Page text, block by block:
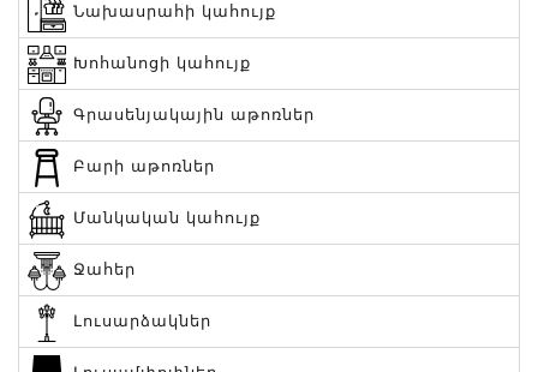
Նախասրահի կահույք
Խոհանոցի կահույք
Գրասենյակային աթոռներ
Բարի աթոռներ
Մանկական կահույք
Ջահեր
Լուսարձակներ